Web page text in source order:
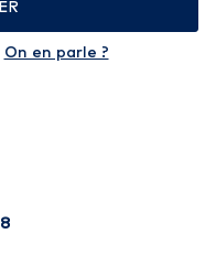
On en parle ?